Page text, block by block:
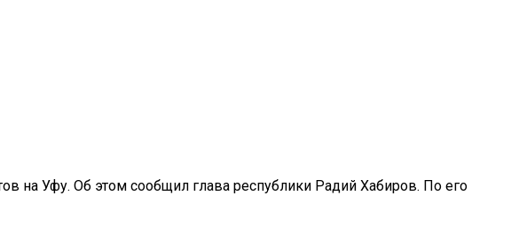
на Уфу. Об этом сообщил глава республики Радий Хабиров. По его